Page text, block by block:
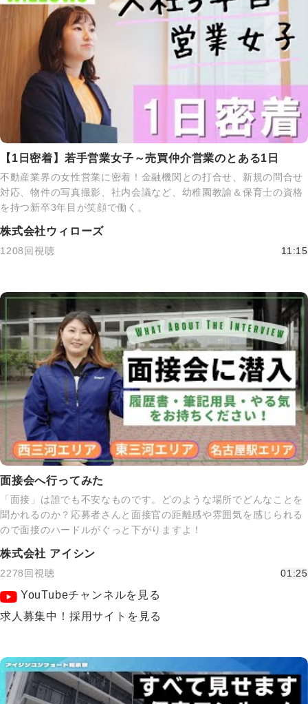
【1日密着】若手営業女子～売買仲介営業のとある1日
不動産業界の女性営業に密着！金融機関との打合せ、新規の問合せ
対応、物件の写真撮影、社内会議など、幼稚園教諭＆保育士の資格
を持つ新卒3年目が笑顔で働く。
株式会社ウィローズ
1208回視聴 11:15
面接会へ行ってみた
「面接」は誰でも不安なものです。どのような場所でどんなことを
聞かれるのか？応募者さんと面接官の距離感や雰囲気を感じられる
ので面接のハードルがぐっと下がりますよ！
株式会社 アイシン
2278回視聴 01:25
YouTubeチャンネルを見る
求人募集中！採用サイトを見る